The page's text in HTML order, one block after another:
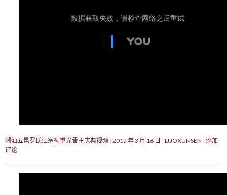
潮汕五邑罗氏汇宗祠重光晋主庆典视频 2015 年 3 月 16 日 LUOXUNSEN 添加
评论